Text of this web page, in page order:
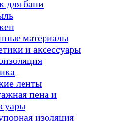
для бани
материалы
и аксессуары
ленты
пена и
изоляция